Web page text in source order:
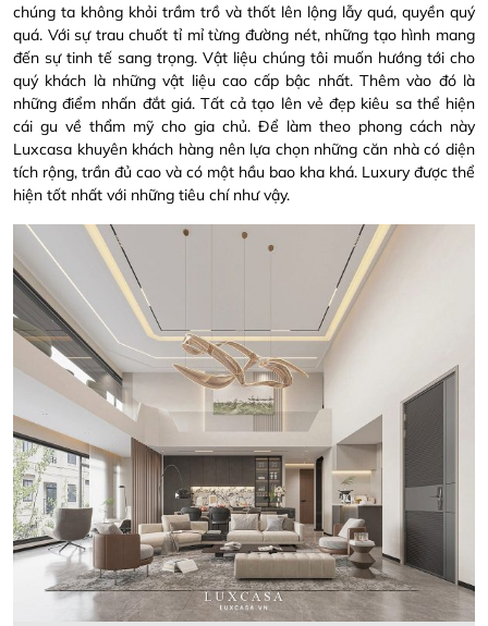
chúng ta không khỏi trầm trồ và thốt lên lộng lẫy quá, quyền quý
quá. Với sự trau chuốt tỉ mỉ từng đường nét, những tạo hình mang
đến sự tinh tế sang trọng. Vật liệu chúng tôi muốn hướng tới cho
quý khách là những vật liệu cao cấp bậc nhất. Thêm vào đó là
những điểm nhấn đắt giá. Tất cả tạo lên vẻ đẹp kiêu sa thể hiện
cái gu về thẩm mỹ cho gia chủ. Để làm theo phong cách này
Luxcasa khuyên khách hàng nên lựa chọn những căn nhà có diện
tích rộng, trần đủ cao và có một hầu bao kha khá. Luxury được thể
hiện tốt nhất với những tiêu chí như vậy.